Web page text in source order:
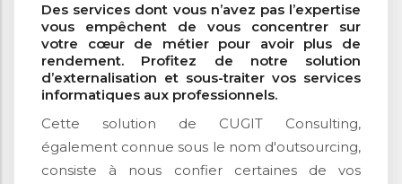
Des services dont vous n’avez pas l’expertise
vous empêchent de vous concentrer sur
votre cœur de métier pour avoir plus de
rendement. Profitez de notre solution
d’externalisation et sous-traiter vos services
informatiques aux professionnels.
Cette solution de CUGIT Consulting,
également connue sous le nom d'outsourcing,
consiste à nous confier certaines de vos